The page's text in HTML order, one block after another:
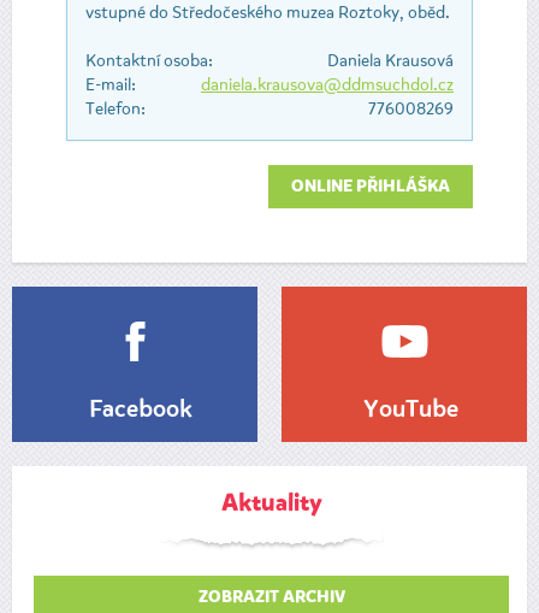
vstupné do Středočeského muzea Roztoky, oběd.
Kontaktní osoba:
Daniela Krausová
E-mail:
daniela.krausova@ddmsuchdol.cz
Telefon:
776008269
ONLINE PŘIHLÁŠKA
Facebook YouTube
Aktuality
ZOBRAZIT ARCHIV